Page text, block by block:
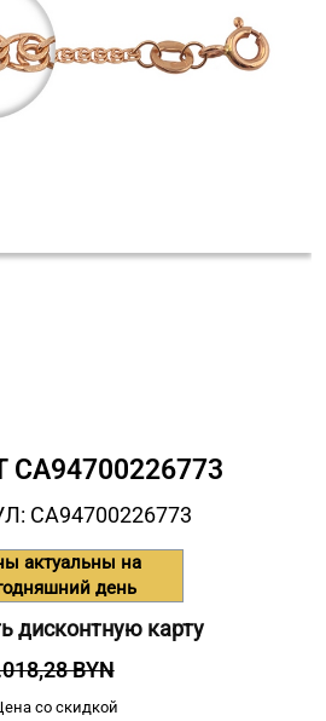
СA94700226773
СA94700226773
актуальны на
день
дисконтную карту
BYN
со скидкой